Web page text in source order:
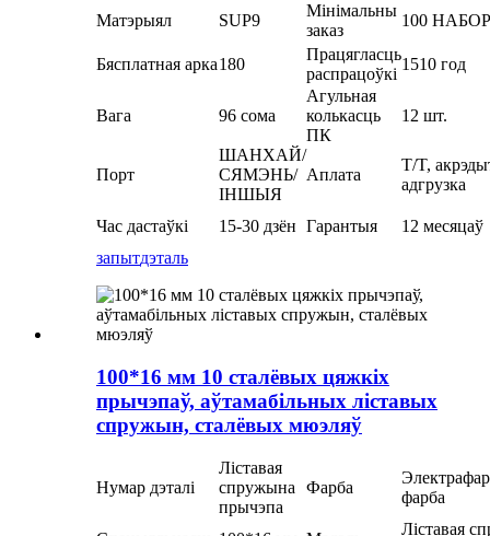
Матэрыял
SUP9
Мінімальны
заказ
100
Бясплатная арка180
Працягласць
распрацоўкі
1510 год
Вага 96 сома
Агульная
колькасць
ПК
12 шт.
Порт
ШАНХАЙ/
СЯМЭНЬ/
ІНШЫЯ
Аплата
T/T,
адгрузка
Час дастаўкі 15-30 дзён Гарантыя
12 месяцаў
запытдэталь
100*16 мм 10 сталёвых цяжкіх
прычэпаў, аўтамабільных ліставых
спружын, сталёвых мюэляў
Нумар дэталі
Ліставая
спружына
прычэпа
Фарба
фарба
Ліставая